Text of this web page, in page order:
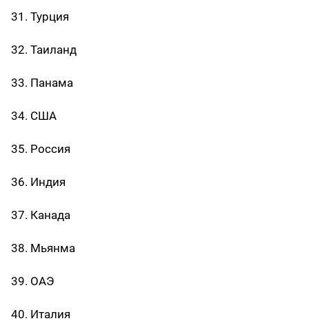
31. Турция
32. Таиланд
33. Панама
34. США
35. Россия
36. Индия
37. Канада
38. Мьянма
39. ОАЭ
40. Италия